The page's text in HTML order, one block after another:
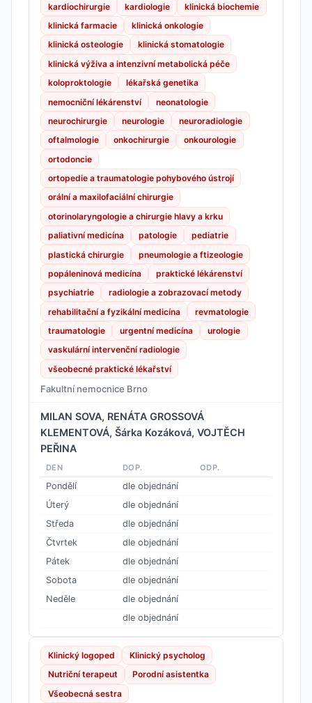
kardiochirurgie
kardiologie
klinická biochemie
klinická farmacie
klinická onkologie
klinická osteologie
klinická stomatologie
klinická výživa a intenzivní metabolická péče
koloproktologie
lékařská genetika
nemocniční lékárenství
neonatologie
neurochirurgie
neurologie
neuroradiologie
oftalmologie
onkochirurgie
onkourologie
ortodoncie
ortopedie a traumatologie pohybového ústrojí
orální a maxilofaciální chirurgie
otorinolaryngologie a chirurgie hlavy a krku
paliativní medicína
patologie
pediatrie
plastická chirurgie
pneumologie a ftizeologie
popáleninová medicína
praktické lékárenství
psychiatrie
radiologie a zobrazovací metody
rehabilitační a fyzikální medicína
revmatologie
traumatologie
urgentní medicína
urologie
vaskulární intervenční radiologie
všeobecné praktické lékařství
Fakultní nemocnice Brno
MILAN SOVA, RENÁTA GROSSOVÁ
KLEMENTOVÁ, Šárka Kozáková, VOJTĚCH
PEŘINA
DEN DOP. ODP.
Pondělí
dle objednání
Úterý
dle objednání
Středa
dle objednání
Čtvrtek
dle objednání
Pátek
dle objednání
Sobota
dle objednání
Neděle
dle objednání
dle objednání
Klinický logoped
Klinický psycholog
Nutriční terapeut
Porodní asistentka
Všeobecná sestra